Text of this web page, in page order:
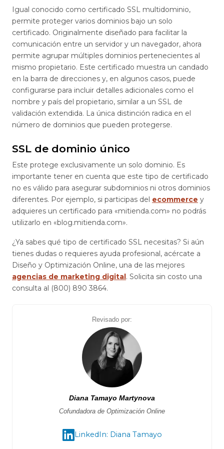
Igual conocido como certificado SSL multidominio,
permite proteger varios dominios bajo un solo
certificado. Originalmente diseñado para facilitar la
comunicación entre un servidor y un navegador, ahora
permite agrupar múltiples dominios pertenecientes al
mismo propietario. Este certificado muestra un candado
en la barra de direcciones y, en algunos casos, puede
configurarse para incluir detalles adicionales como el
nombre y país del propietario, similar a un SSL de
validación extendida. La única distinción radica en el
número de dominios que pueden protegerse.
SSL de dominio único
Este protege exclusivamente un solo dominio. Es
importante tener en cuenta que este tipo de certificado
no es válido para asegurar subdominios ni otros dominios
diferentes. Por ejemplo, si participas del ecommerce y
adquieres un certificado para «mitienda.com» no podrás
utilizarlo en «blog.mitienda.com».
¿Ya sabes qué tipo de certificado SSL necesitas? Si aún
tienes dudas o requieres ayuda profesional, acércate a
Diseño y Optimización Online, una de las mejores
agencias de marketing digital. Solicita sin costo una
consulta al (800) 890 3864.
Revisado por:
Diana Tamayo Martynova
Cofundadora de Optimización Online
LinkedIn: Diana Tamayo